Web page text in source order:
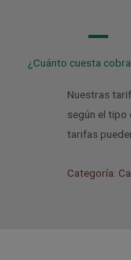
A
¿Cuánto cuesta
Nuestras
según el tipo
tarifas
Categoría: